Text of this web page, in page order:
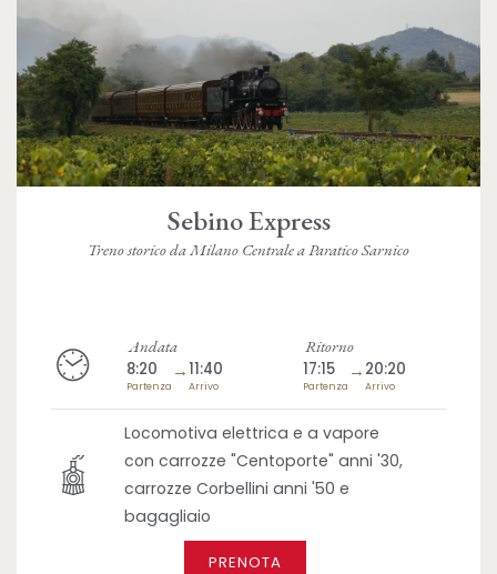
Sebino Express
Treno storico da Milano Centrale a Paratico Sarnico
Andata
8:20
Partenza
→11:40
Arrivo
Ritorno
17:15
Partenza
→ 20:20
Arrivo
Locomotiva elettrica e a vapore
con carrozze "Centoporte" anni '30,
carrozze Corbellini anni '50 e
bagagliaio
PRENOTA